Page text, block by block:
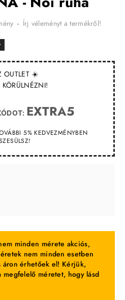
OUTLET ☀️
KÖRÜLNÉZNI!
EXTRA5
5% KEDVEZMÉNYBEN
- Írj véleményt a termékről!
minden mérete akciós,
nem minden esetben
áron érhetőek el! Kérjük,
megfelelő méretet, hogy lásd